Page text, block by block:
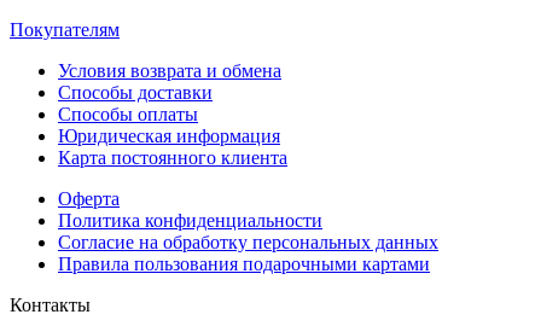
Покупателям
Условия возврата и обмена
Способы доставки
Способы оплаты
Юридическая информация
Карта постоянного клиента
Оферта
Политика конфиденциальности
Согласие на обработку персональных данных
Правила пользования подарочными картами
Контакты